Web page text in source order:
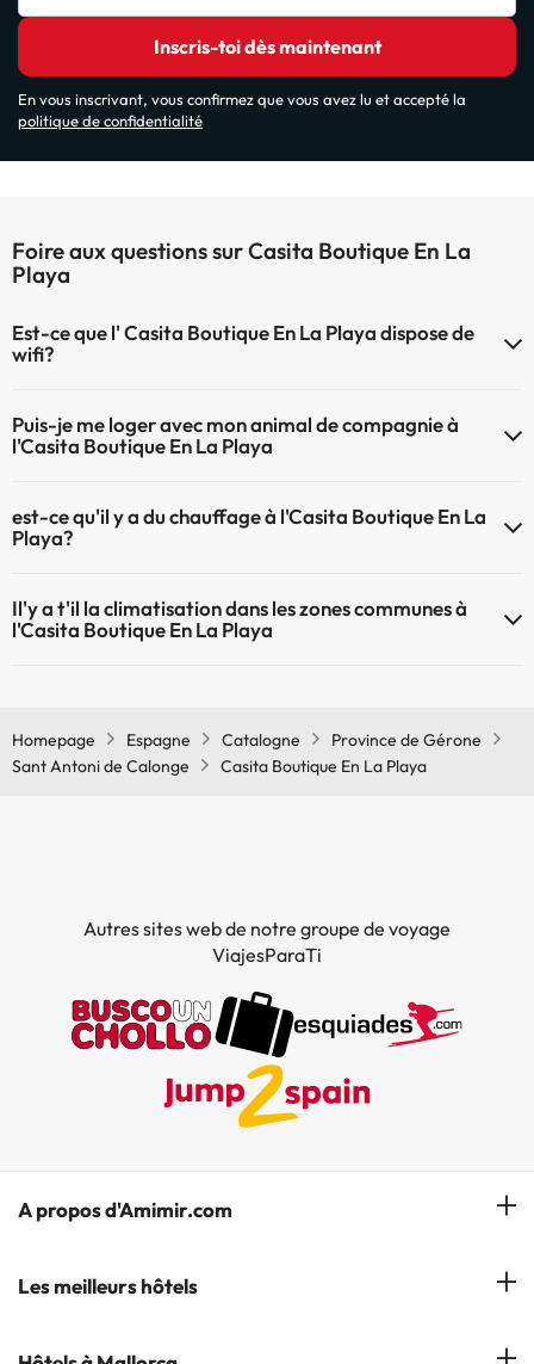
Inscris-toi dès maintenant
En vous inscrivant, vous confirmez que vous avez lu et accepté la
politique de confidentialité
Foire aux questions sur Casita Boutique En La
Playa
Est-ce que l' Casita Boutique En La Playa dispose de
wifi?
Puis-je me loger avec mon animal de compagnie à
l'Casita Boutique En La Playa
sont pas admis.
est-ce qu'il y a du chauffage à l'Casita Boutique En La
Playa?
zones communes
Il'y a t'il la climatisation dans les zones communes à
l'Casita Boutique En La Playa
Homepage
Espagne Catalogne
Province de Gérone
Sant Antoni de Calonge
Casita Boutique En La Playa
Autres sites web de notre groupe de voyage
ViajesParaTi
A propos d'Amimir.com
Notre équipe
Les meilleurs hôtels
Hôtels à Salou